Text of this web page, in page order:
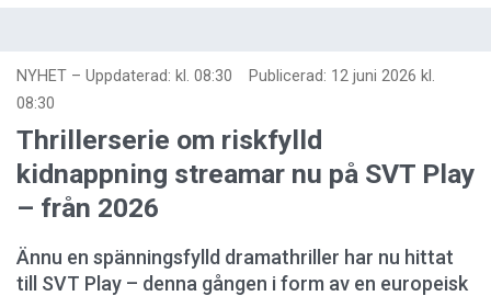
NYHET – Uppdaterad: kl. 08:30 Publicerad: 12 juni 2026 kl.
08:30
Thrillerserie om riskfylld
kidnappning streamar nu på SVT Play
– från 2026
Ännu en spänningsfylld dramathriller har nu hittat
till SVT Play – denna gången i form av en europeisk